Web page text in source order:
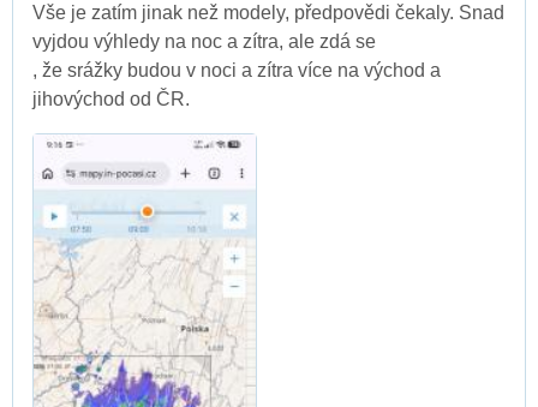
Vše je zatím jinak než modely, předpovědi čekaly. Snad
vyjdou výhledy na noc a zítra, ale zdá se
, že srážky budou v noci a zítra více na východ a
jihovýchod od ČR.